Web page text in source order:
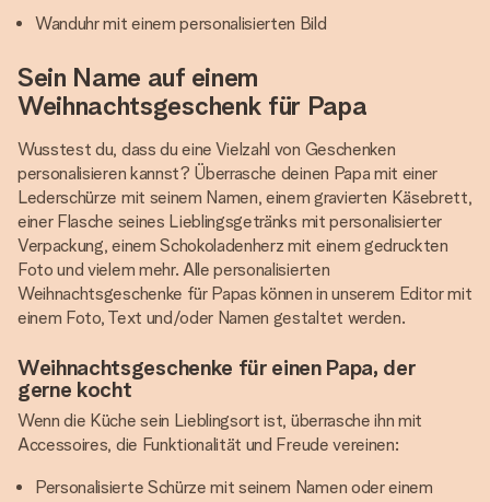
Wanduhr mit einem personalisierten Bild
Sein Name auf einem
Weihnachtsgeschenk für Papa
Wusstest du, dass du eine Vielzahl von Geschenken
personalisieren kannst? Überrasche deinen Papa mit einer
Lederschürze mit seinem Namen, einem gravierten Käsebrett,
einer Flasche seines Lieblingsgetränks mit personalisierter
Verpackung, einem Schokoladenherz mit einem gedruckten
Foto und vielem mehr. Alle personalisierten
Weihnachtsgeschenke für Papas können in unserem Editor mit
einem Foto, Text und/oder Namen gestaltet werden.
Weihnachtsgeschenke für einen Papa, der
gerne kocht
Wenn die Küche sein Lieblingsort ist, überrasche ihn mit
Accessoires, die Funktionalität und Freude vereinen:
Personalisierte Schürze mit seinem Namen oder einem